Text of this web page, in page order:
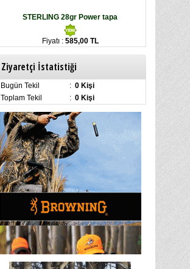
STERLING 28gr Power tapa
Fiyatı : 585,00 TL
Ziyaretçi İstatistiği
Bugün Tekil : 0 Kişi
Toplam Tekil
: 0 Kişi